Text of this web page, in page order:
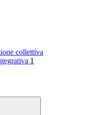
collettiva
1